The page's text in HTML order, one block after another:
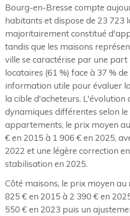
Bourg-en-Bresse compte
habitants et dispose de 23 723
majoritairement constitué
tandis que les maisons
ville se caractérise par une
locataires (61 %) face à 37 %
information utile pour évaluer
la cible d'acheteurs. L'évolution
dynamiques différentes selon
appartements, le prix moyen
€ en 2015 à 1 906 € en 2025,
2022 et une légère correction
stabilisation en 2025.
Côté maisons, le prix moyen au
825 € en 2015 à 2 390 € en
550 € en 2023 puis un